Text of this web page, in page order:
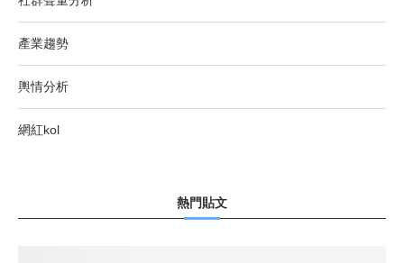
產業趨勢
輿情分析
網紅kol
熱門貼文